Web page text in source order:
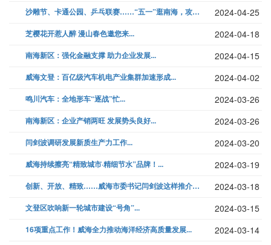
沙雕节、卡通公园、乒乓联赛……“五一”逛南海，攻略来啦... 2024-04-25
芝樱花开惹人醉 漫山春色邀您来... 2024-04-18
南海新区：强化金融支撑 助力企业发展... 2024-04-15
威海文登：百亿级汽车机电产业集群加速形成... 2024-04-02
鸣川汽车：全地形车“逐战”忙... 2024-03-26
南海新区：企业产销两旺 发展势头良好... 2024-03-26
闫剑波调研发展新质生产力工作... 2024-03-20
威海持续擦亮“精致城市·精细节水”品牌！... 2024-03-19
创新、开放、精致……威海市委书记闫剑波这样推介威海... 2024-03-18
文登区吹响新一轮城市建设“号角”... 2024-03-15
16项重点工作！威海全力推动海洋经济高质量发展... 2024-03-14